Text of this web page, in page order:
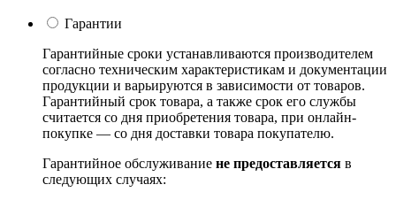
Гарантии
Гарантийные сроки устанавливаются производителем
согласно техническим характеристикам и документации
продукции и варьируются в зависимости от товаров.
Гарантийный срок товара, а также срок его службы
считается со дня приобретения товара, при онлайн-
покупке — со дня доставки товара покупателю.
Гарантийное обслуживание не предоставляется в
следующих случаях: